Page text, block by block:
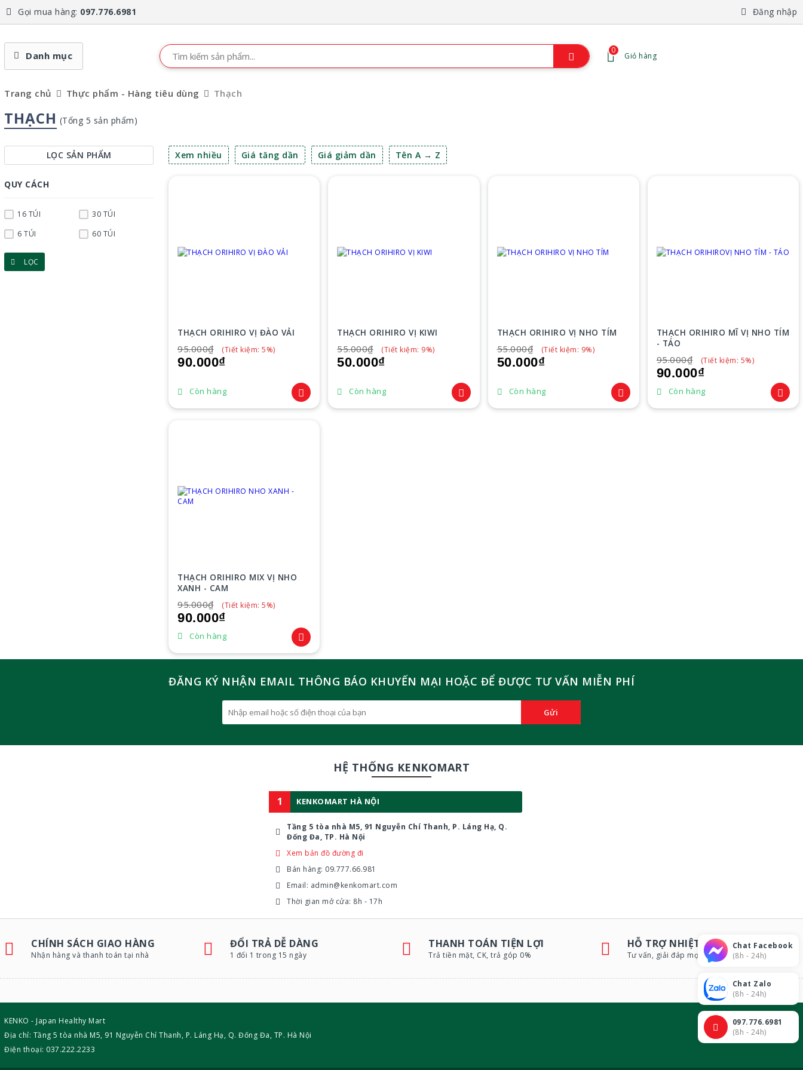
Gọi mua hàng: 097.776.6981 Đăng nhập
Danh mục 0
Giỏ hàng
Trang chủ Thực phẩm - Hàng tiêu dùng Thạch
THẠCH (Tổng 5 sản phẩm)
LỌC SẢN PHẨM
QUY CÁCH
16 TÚI
30 TÚI
6 TÚI
60 TÚI
LỌC
Xem nhiều Giá tăng dần Giá giảm dần Tên A → Z
THẠCH ORIHIRO VỊ ĐÀO VẢI
95.000₫ (Tiết kiệm: 5%)
90.000₫
Còn hàng
THẠCH ORIHIRO VỊ KIWI
55.000₫ (Tiết kiệm: 9%)
50.000₫
Còn hàng
THẠCH ORIHIRO VỊ NHO TÍM
55.000₫ (Tiết kiệm: 9%)
50.000₫
Còn hàng
THẠCH ORIHIRO MĨ VỊ NHO TÍM
- TÁO
95.000₫ (Tiết kiệm: 5%)
90.000₫
Còn hàng
THẠCH ORIHIRO MIX VỊ NHO
XANH - CAM
95.000₫ (Tiết kiệm: 5%)
90.000₫
Còn hàng
ĐĂNG KÝ NHẬN EMAIL THÔNG BÁO KHUYẾN MẠI HOẶC ĐỂ ĐƯỢC TƯ VẤN MIỄN PHÍ
Gửi
HỆ THỐNG KENKOMART
1 KENKOMART HÀ NỘI
Tầng 5 tòa nhà M5, 91 Nguyễn Chí Thanh, P. Láng Hạ, Q.
Đống Đa, TP. Hà Nội
Xem bản đồ đường đi
Bán hàng: 09.777.66.981
Email: admin@kenkomart.com
Thời gian mở cửa: 8h - 17h
CHÍNH SÁCH GIAO HÀNG
Nhận hàng và thanh toán tại nhà
ĐỔI TRẢ DỄ DÀNG
1 đổi 1 trong 15 ngày
THANH TOÁN TIỆN LỢI
Trả tiền mặt, CK, trả góp 0%
HỖ TRỢ NHIỆT TÌNH
Tư vấn, giải đáp mọi thắc mắc
KENKO - Japan Healthy Mart
Địa chỉ: Tầng 5 tòa nhà M5, 91 Nguyễn Chí Thanh, P. Láng Hạ, Q. Đống Đa, TP. Hà Nội
Điện thoại: 037.222.2233
Chat Facebook
(8h - 24h)
Chat Zalo
(8h - 24h)
097.776.6981
(8h - 24h)